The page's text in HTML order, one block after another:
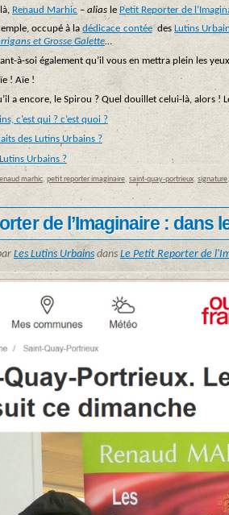
Renaud Marhic – alias le Petit Reporter de
occupé à ladédicace contéedes Lutins
et Grosse Galette…
à-soi également qu’il vous en mettra plein les
! Aïe !
a encore, le Spirou ? Quel douillet celui-là, alors
c’est qui ? c’est quoi ?
des Lutins Urbains ?
Urbains ?
marhic, petit reporter imaginaire, saint-quay-portrieux, signature,
de l’Imaginaire : dans
Les Lutins Urbains dans Le Petit Reporter de